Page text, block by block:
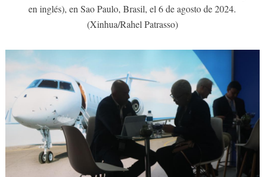
en inglés), en Sao Paulo, Brasil, el 6 de agosto de 2024.
(Xinhua/Rahel Patrasso)